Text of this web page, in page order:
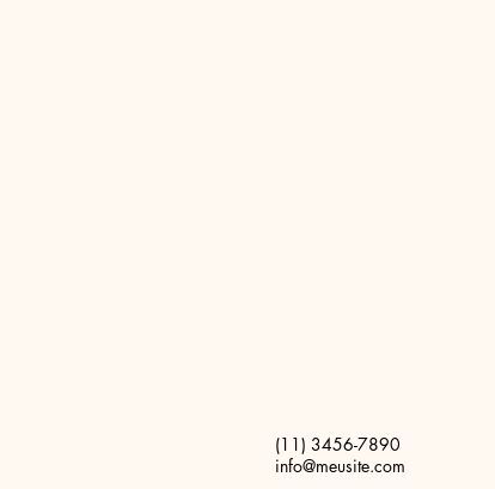
(11) 3456-7890
info@meusite.com